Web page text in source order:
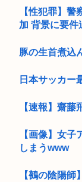
【性犯罪】
加 背景に要件
豚の生首煮込
日本サッカー
【速報】齋
【画像】女
しまうwww
【鵺の陰陽